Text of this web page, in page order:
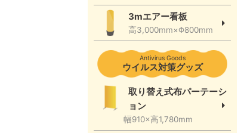
3mエアー看板
高3,000mm×Φ800mm
Antivirus Goods
ウイルス対策グッズ
取り替え式布パーテーシ
ョン
幅910×高1,780mm